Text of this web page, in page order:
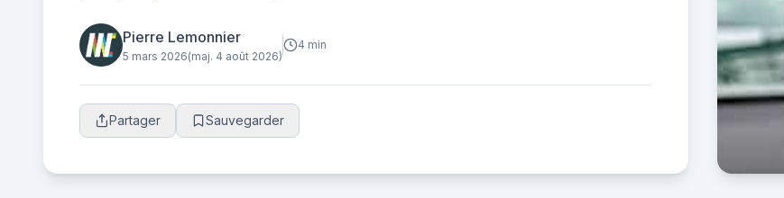
Pierre Lemonnier
5 mars 2026(maj. 4 août 2026)
4 min
Partager Sauvegarder